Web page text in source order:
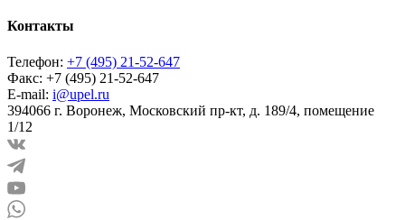
Контакты
Телефон: +7 (495) 21-52-647
Факс: +7 (495) 21-52-647
E-mail: i@upel.ru
394066 г. Воронеж, Московский пр-кт, д. 189/4, помещение
1/12